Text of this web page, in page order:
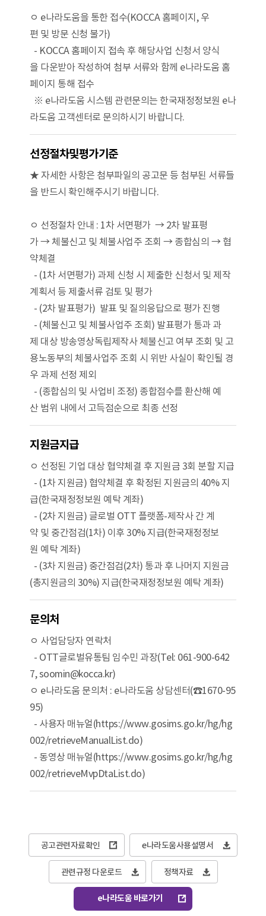
ㅇ e나라도움을 통한 접수(KOCCA 홈페이지, 우
편 및 방문 신청 불가)
- KOCCA 홈페이지 접속 후 해당사업 신청서 양식
을 다운받아 작성하여 첨부 서류와 함께 e나라도움 홈
페이지 통해 접수
※ e나라도움 시스템 관련문의는 한국재정정보원 e나
라도움 고객센터로 문의하시기 바랍니다.
선정절차및평가기준
★ 자세한 사항은 첨부파일의 공고문 등 첨부된 서류들
을 반드시 확인해주시기 바랍니다.
ㅇ 선정절차 안내 : 1차 서면평가 → 2차 발표평
가 → 체불신고 및 체불사업주 조회 → 종합심의 → 협
약체결
- (1차 서면평가) 과제 신청 시 제출한 신청서 및 제작
계획서 등 제출서류 검토 및 평가
- (2차 발표평가) 발표 및 질의응답으로 평가 진행
- (체불신고 및 체불사업주 조회) 발표평가 통과 과
제 대상 방송영상독립제작사 체불신고 여부 조회 및 고
용노동부의 체불사업주 조회 시 위반 사실이 확인될 경
우 과제 선정 제외
- (종합심의 및 사업비 조정) 종합점수를 환산해 예
산 범위 내에서 고득점순으로 최종 선정
지원금지급
ㅇ 선정된 기업 대상 협약체결 후 지원금 3회 분할 지급
- (1차 지원금) 협약체결 후 확정된 지원금의 40% 지
급(한국재정정보원 예탁 계좌)
- (2차 지원금) 글로벌 OTT 플랫폼-제작사 간 계
약 및 중간점검(1차) 이후 30% 지급(한국재정정보
원 예탁 계좌)
- (3차 지원금) 중간점검(2차) 통과 후 나머지 지원금
(총지원금의 30%) 지급(한국재정정보원 예탁 계좌)
문의처
ㅇ 사업담당자 연락처
- OTT글로벌유통팀 임수민 과장(Tel: 061-900-642
7, soomin@kocca.kr)
ㅇ e나라도움 문의처 : e나라도움 상담센터(☎1670-95
95)
- 사용자 매뉴얼(https://www.gosims.go.kr/hg/hg
002/retrieveManualList.do)
- 동영상 매뉴얼(https://www.gosims.go.kr/hg/hg
002/retrieveMvpDtaList.do)
공고관련자료확인 e나라도움사용설명서
관련규정 다운로드 정책자료
e나라도움 바로가기